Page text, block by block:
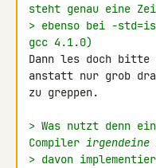
steht genau eine
> ebenso bei -
gcc 4.1.0)
Dann les doch bitte
anstatt nur grob
zu greppen.
> Was nutzt denn
Compiler irgendeine
> davon